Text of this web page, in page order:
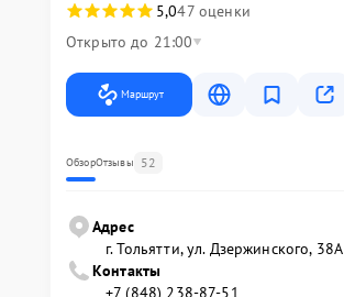
5,047 оценки
Открыто до 21:00
Маршрут
ОбзорОтзывы 52
Адрес
г. Тольятти, ул. Дзержинского, 38А
Контакты
+7 (848) 238-87-51